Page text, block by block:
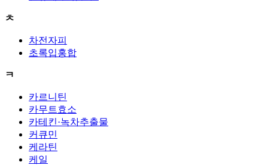
ㅊ
차전자피
초록입홍합
ㅋ
카르니틴
카무트효소
카테킨·녹차추출물
커큐민
케라틴
케일